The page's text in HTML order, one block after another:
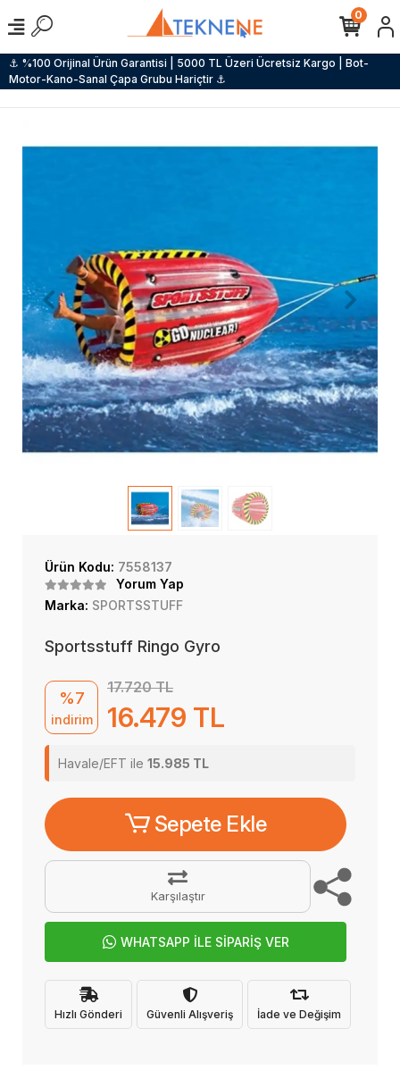
⚓ %100 Orijinal Ürün Garantisi | 5000 TL Üzeri Ücretsiz Kargo | Bot-
Motor-Kano-Sanal Çapa Grubu Hariçtir ⚓
0
Ürün Kodu: 7558137
Yorum Yap
Marka: SPORTSSTUFF
Sportsstuff Ringo Gyro
%7
indirim
17.720 TL
16.479 TL
Havale/EFT ile 15.985 TL
Sepete Ekle
Karşılaştır
WHATSAPP İLE SİPARİŞ VER
Hızlı Gönderi Güvenli Alışveriş İade ve Değişim